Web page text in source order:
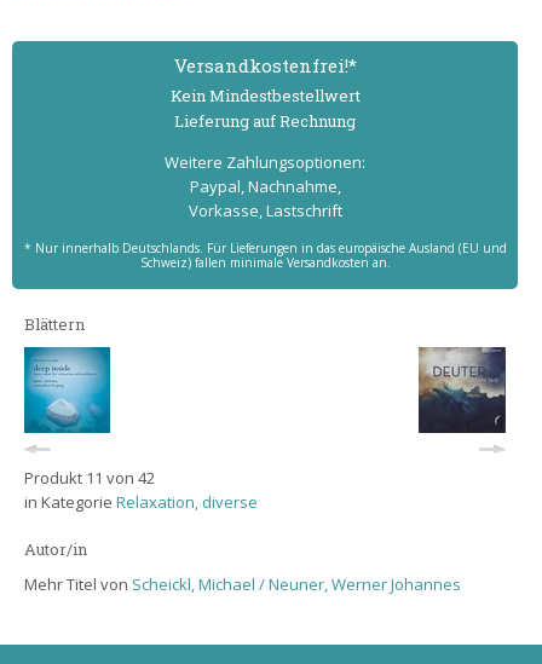
Versand­kostenfrei!*
Kein Mindest­bestell­wert
Lieferung auf Rechnung
Weitere Zahlungs­optionen:
Paypal, Nachnahme,
Vorkasse, Lastschrift
* Nur innerhalb Deutschlands. Für Lieferungen in das europäische Ausland (EU und
Schweiz) fallen minimale Versandkosten an.
Blättern
Produkt 11 von 42
in Kategorie Relaxation, diverse
Autor/in
Mehr Titel von Scheickl, Michael / Neuner, Werner Johannes